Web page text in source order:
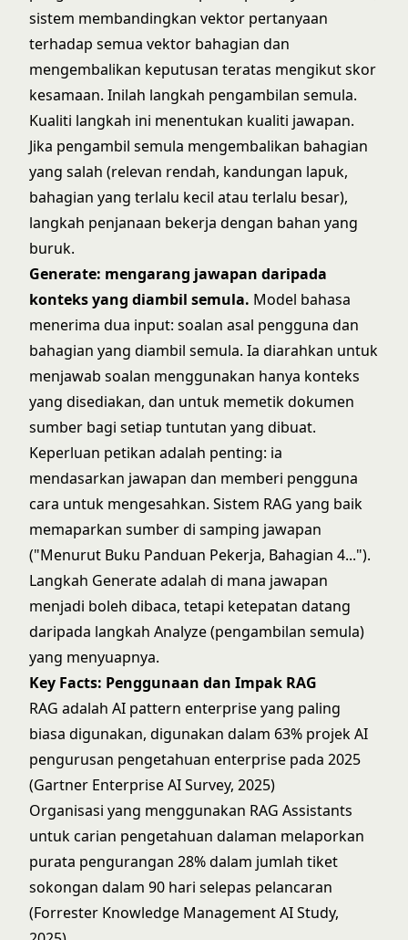
sistem membandingkan vektor pertanyaan
terhadap semua vektor bahagian dan
mengembalikan keputusan teratas mengikut skor
kesamaan. Inilah langkah pengambilan semula.
Kualiti langkah ini menentukan kualiti jawapan.
Jika pengambil semula mengembalikan bahagian
yang salah (relevan rendah, kandungan lapuk,
bahagian yang terlalu kecil atau terlalu besar),
langkah penjanaan bekerja dengan bahan yang
buruk.
Generate: mengarang jawapan daripada
konteks yang diambil semula. Model bahasa
menerima dua input: soalan asal pengguna dan
bahagian yang diambil semula. Ia diarahkan untuk
menjawab soalan menggunakan hanya konteks
yang disediakan, dan untuk memetik dokumen
sumber bagi setiap tuntutan yang dibuat.
Keperluan petikan adalah penting: ia
mendasarkan jawapan dan memberi pengguna
cara untuk mengesahkan. Sistem RAG yang baik
memaparkan sumber di samping jawapan
("Menurut Buku Panduan Pekerja, Bahagian 4...").
Langkah Generate adalah di mana jawapan
menjadi boleh dibaca, tetapi ketepatan datang
daripada langkah Analyze (pengambilan semula)
yang menyuapnya.
Key Facts: Penggunaan dan Impak RAG
RAG adalah AI pattern enterprise yang paling
biasa digunakan, digunakan dalam 63% projek AI
pengurusan pengetahuan enterprise pada 2025
(Gartner Enterprise AI Survey, 2025)
Organisasi yang menggunakan RAG Assistants
untuk carian pengetahuan dalaman melaporkan
purata pengurangan 28% dalam jumlah tiket
sokongan dalam 90 hari selepas pelancaran
(Forrester Knowledge Management AI Study,